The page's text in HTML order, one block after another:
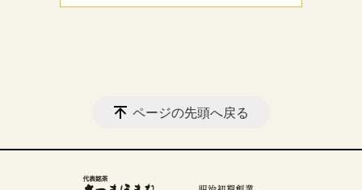
ページの先頭へ戻る